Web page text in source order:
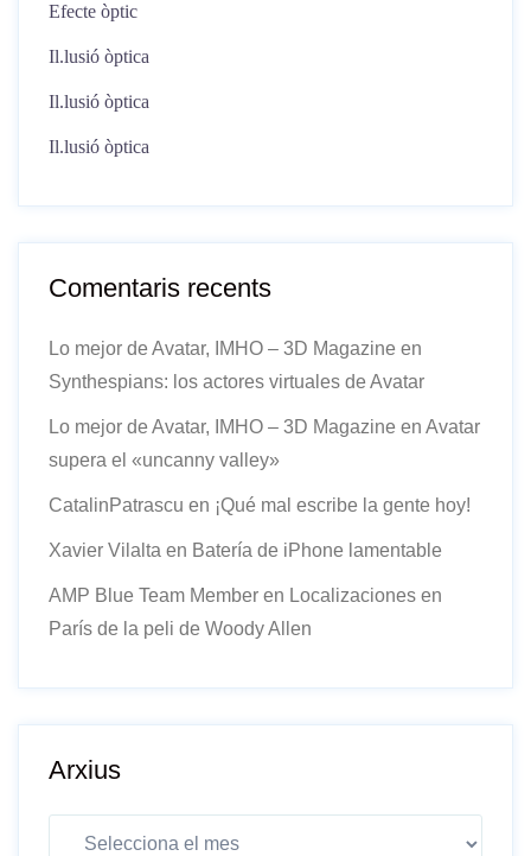
Efecte òptic
Il.lusió òptica
Il.lusió òptica
Il.lusió òptica
Comentaris recents
Lo mejor de Avatar, IMHO – 3D Magazine en
Synthespians: los actores virtuales de Avatar
Lo mejor de Avatar, IMHO – 3D Magazine en Avatar
supera el «uncanny valley»
CatalinPatrascu en ¡Qué mal escribe la gente hoy!
Xavier Vilalta en Batería de iPhone lamentable
AMP Blue Team Member en Localizaciones en
París de la peli de Woody Allen
Arxius